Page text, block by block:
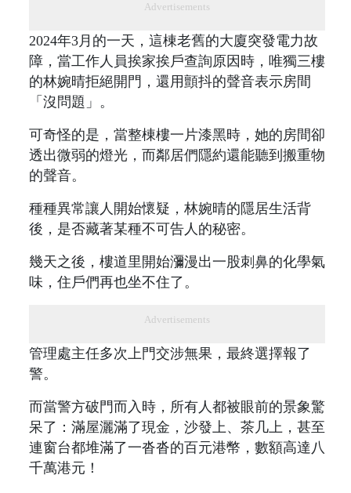
Advertisements
2024年3月的一天，這棟老舊的大廈突發電力故
障，當工作人員挨家挨戶查詢原因時，唯獨三樓
的林婉晴拒絕開門，還用顫抖的聲音表示房間
「沒問題」。
可奇怪的是，當整棟樓一片漆黑時，她的房間卻
透出微弱的燈光，而鄰居們隱約還能聽到搬重物
的聲音。
種種異常讓人開始懷疑，林婉晴的隱居生活背
後，是否藏著某種不可告人的秘密。
幾天之後，樓道里開始瀰漫出一股刺鼻的化學氣
味，住戶們再也坐不住了。
Advertisements
管理處主任多次上門交涉無果，最終選擇報了
警。
而當警方破門而入時，所有人都被眼前的景象驚
呆了：滿屋灑滿了現金，沙發上、茶几上，甚至
連窗台都堆滿了一沓沓的百元港幣，數額高達八
千萬港元！